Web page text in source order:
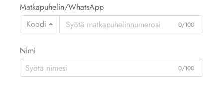
Matkapuhelin/WhatsApp
Koodi
0/100
Nimi
0/100